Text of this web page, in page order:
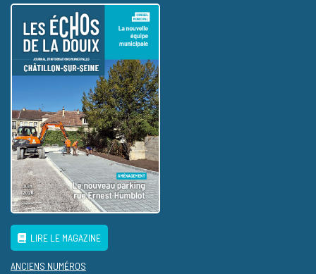
LIRE LE MAGAZINE
ANCIENS NUMÉROS